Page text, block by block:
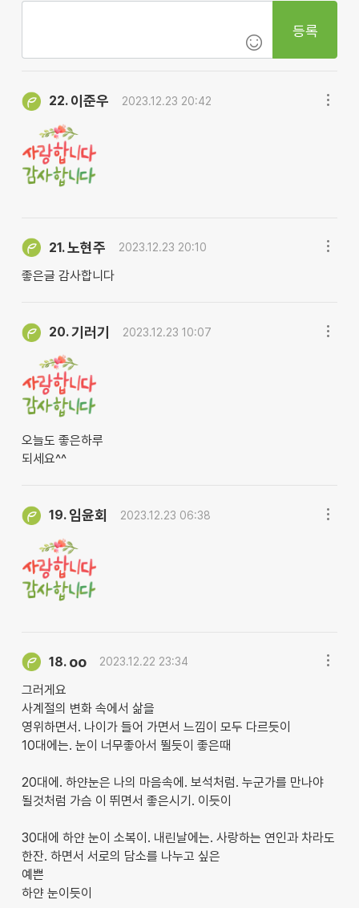
등록
22. 이준우 2023.12.23 20:42
21.노현주 2023.12.23 20:10
좋은글 감사합니다
20.기러기 2023.12.23 10:07
오늘도 좋은하루
되세요^^
19. 임윤회 2023.12.23 06:38
18. oo 2023.12.22 23:34
그러게요
사계절의 변화 속에서 삶을
영위하면서. 나이가 들어 가면서 느낌이 모두 다르듯이
10대에는. 눈이 너무좋아서 뛸듯이 좋은때
20대에. 하얀눈은 나의 마음속에. 보석처럼. 누군가를 만나야
될것처럼 가슴 이 뛰면서 좋은시기. 이듯이
30대에 하얀 눈이 소복이. 내린날에는. 사랑하는 연인과 차라도
한잔. 하면서 서로의 담소를 나누고 싶은
예쁜
하얀 눈이듯이